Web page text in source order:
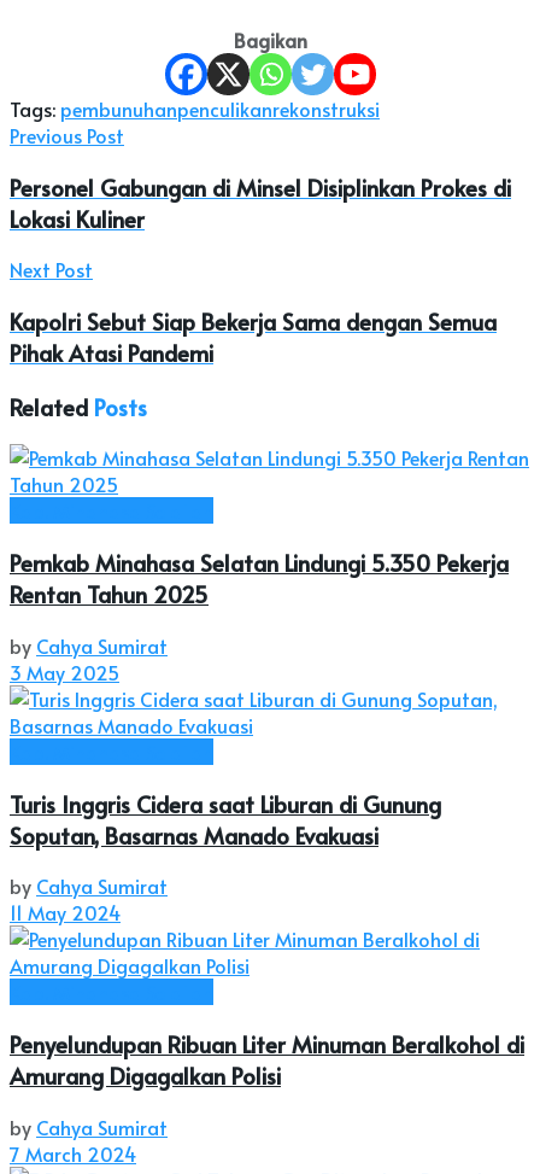
Bagikan
Tags: pembunuhanpenculikanrekonstruksi
Previous Post
Personel Gabungan di Minsel Disiplinkan Prokes di
Lokasi Kuliner
Next Post
Kapolri Sebut Siap Bekerja Sama dengan Semua
Pihak Atasi Pandemi
Related Posts
Pemkab Minahasa Selatan Lindungi 5.350 Pekerja
Rentan Tahun 2025
by Cahya Sumirat
3 May 2025
Turis Inggris Cidera saat Liburan di Gunung
Soputan, Basarnas Manado Evakuasi
by Cahya Sumirat
11 May 2024
Penyelundupan Ribuan Liter Minuman Beralkohol di
Amurang Digagalkan Polisi
by Cahya Sumirat
7 March 2024